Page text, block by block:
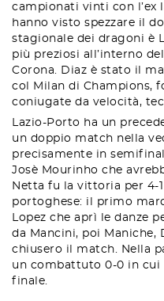
campionati vinti con l’ex
hanno visto spezzare il
stagionale dei dragoni è
più preziosi all’interno
Corona. Diaz è stato il
col Milan di Champions,
coniugate da velocità,
Lazio-Porto ha un
un doppio match nella
precisamente in
Josè Mourinho che
Netta fu la vittoria per 4-
portoghese: il primo
Lopez che aprì le danze
da Mancini, poi Maniche,
chiusero il match. Nella
un combattuto 0-0 in cui
finale.